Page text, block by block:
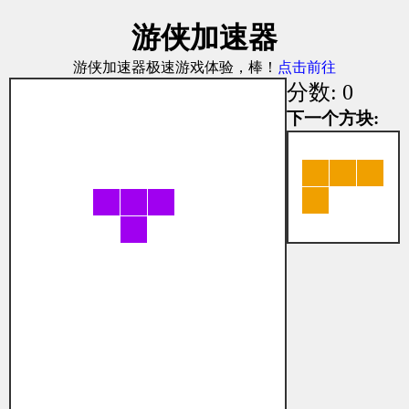
游侠加速器
游侠加速器极速游戏体验，棒！ 点击前往
分数: 0
下一个方块: